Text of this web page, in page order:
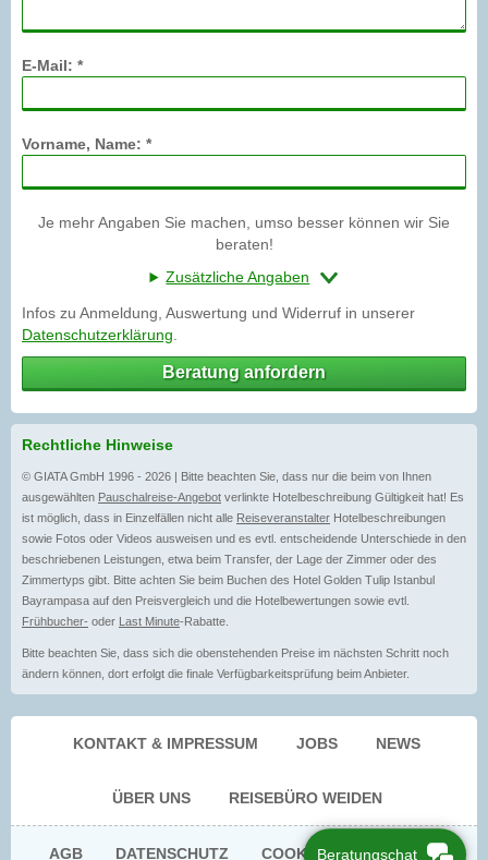
E-Mail: *
Vorname, Name: *
Je mehr Angaben Sie machen, umso besser können wir Sie
beraten!
Zusätzliche Angaben
Infos zu Anmeldung, Auswertung und Widerruf in unserer
Datenschutzerklärung
Beratung anfordern
Rechtliche Hinweise
© GIATA GmbH 1996 - 2026 | Bitte beachten Sie, dass nur die beim von Ihnen
ausgewählten Pauschalreise-Angebot verlinkte Hotelbeschreibung Gültigkeit hat! Es
ist möglich, dass in Einzelfällen nicht alle Reiseveranstalter Hotelbeschreibungen
sowie Fotos oder Videos ausweisen und es evtl. entscheidende Unterschiede in den
beschriebenen Leistungen, etwa beim Transfer, der Lage der Zimmer oder des
Zimmertyps gibt. Bitte achten Sie beim Buchen des Hotel Golden Tulip Istanbul
Bayrampasa auf den Preisvergleich und die Hotelbewertungen sowie evtl.
Frühbucher- oder Last Minute-Rabatte.
Bitte beachten Sie, dass sich die obenstehenden Preise im nächsten Schritt noch
ändern können, dort erfolgt die finale Verfügbarkeitsprüfung beim Anbieter.
KONTAKT & IMPRESSUM JOBS NEWS
ÜBER UNS REISEBÜRO WEIDEN
AGB DATENSCHUTZ COOKIE EINWILLIGUNG
Beratungschat